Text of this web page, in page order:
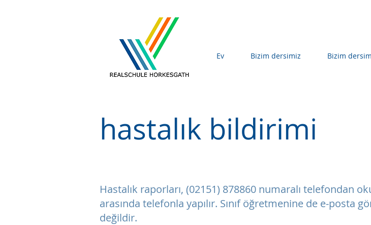
Ev Bizim dersimiz Bizim
hastalık bildirimi
Hastalık raporları, (02151) 878860 numaralı telefondan
arasında telefonla yapılır. Sınıf öğretmenine de e-posta
değildir.